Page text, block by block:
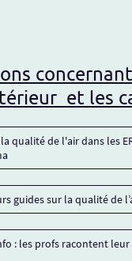
et les
qualité de l'air dans les
guides sur la qualité de
: les profs racontent leur